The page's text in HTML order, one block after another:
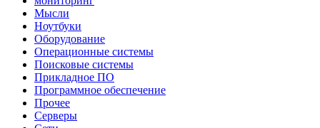
Мысли
Ноутбуки
Оборудование
Операционные системы
Поисковые системы
Прикладное ПО
Программное обеспечение
Прочее
Серверы